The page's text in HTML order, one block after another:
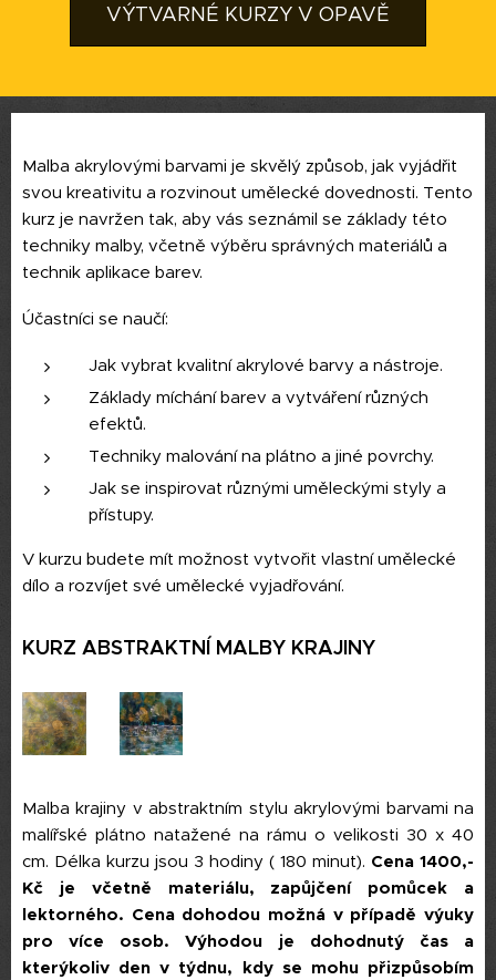
VÝTVARNÉ KURZY V OPAVĚ
Malba akrylovými barvami je skvělý způsob, jak vyjádřit
svou kreativitu a rozvinout umělecké dovednosti. Tento
kurz je navržen tak, aby vás seznámil se základy této
techniky malby, včetně výběru správných materiálů a
technik aplikace barev.
Účastníci se naučí:
Jak vybrat kvalitní akrylové barvy a nástroje.
Základy míchání barev a vytváření různých
efektů.
Techniky malování na plátno a jiné povrchy.
Jak se inspirovat různými uměleckými styly a
přístupy.
V kurzu budete mít možnost vytvořit vlastní umělecké
dílo a rozvíjet své umělecké vyjadřování.
KURZ ABSTRAKTNÍ MALBY KRAJINY
Malba krajiny v abstraktním stylu akrylovými barvami na
malířské plátno natažené na rámu o velikosti 30 x 40
cm. Délka kurzu jsou 3 hodiny ( 180 minut). Cena 1400,-
Kč je včetně materiálu, zapůjčení pomůcek a
lektorného. Cena dohodou možná v případě výuky
pro více osob.
Výhodou je dohodnutý čas a
kterýkoliv den v týdnu, kdy se mohu přizpůsobím